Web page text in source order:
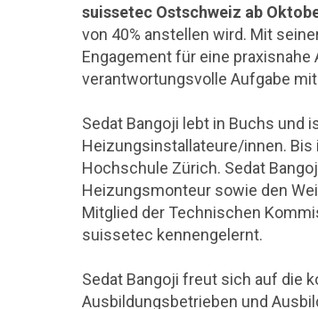
suissetec Ostschweiz ab
von 40% anstellen wird. Mit
Engagement für eine
verantwortungsvolle Aufgabe
Sedat Bangoji lebt in Buchs und
Heizungsinstallateure/innen. Bis
Hochschule Zürich. Sedat
Heizungsmonteur sowie den
Mitglied der Technischen
suissetec kennengelernt.
Sedat Bangoji freut sich auf die
Ausbildungsbetrieben und